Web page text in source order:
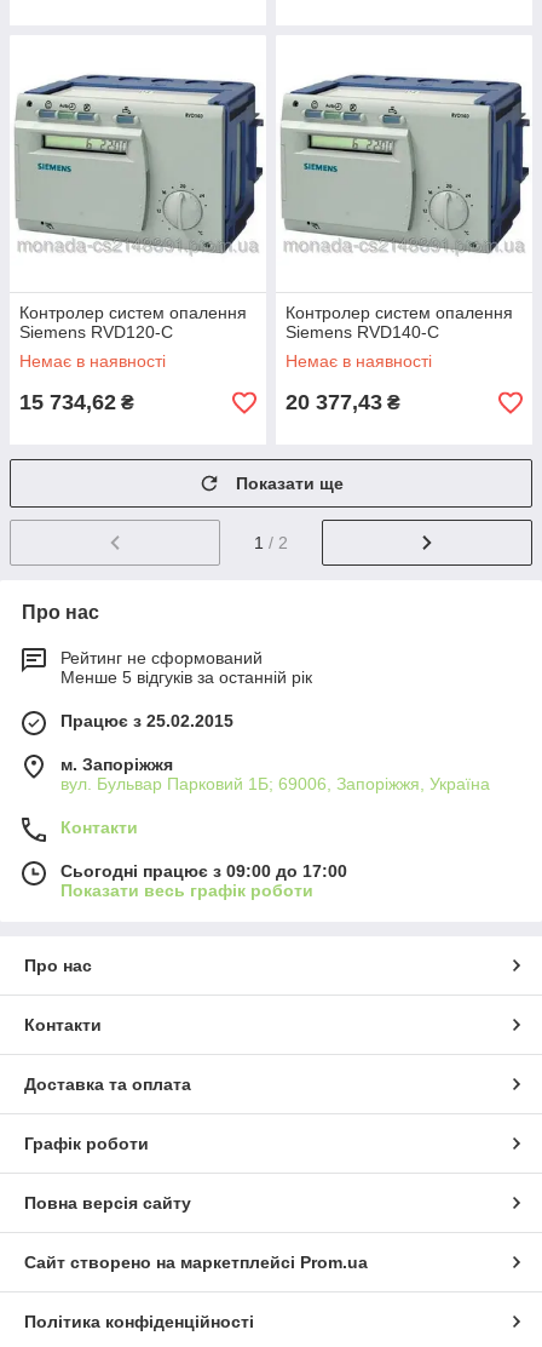
Контролер систем опалення
Siemens RVD120-C
Немає в наявності
15 734,62 ₴
Контролер систем опалення
Siemens RVD140-C
Немає в наявності
20 377,43 ₴
Показати ще
1 / 2
Про нас
Рейтинг не сформований
Менше 5 відгуків за останній рік
Працює з 25.02.2015
м. Запоріжжя
вул. Бульвар Парковий 1Б; 69006, Запоріжжя, Україна
Контакти
Сьогодні працює з 09:00 до 17:00
Показати весь графік роботи
Про нас
Контакти
Доставка та оплата
Графік роботи
Повна версія сайту
Сайт створено на маркетплейсі Prom.ua
Політика конфіденційності